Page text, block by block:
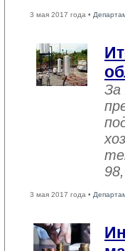
3 мая 2017 года •
За
3 мая 2017 года •